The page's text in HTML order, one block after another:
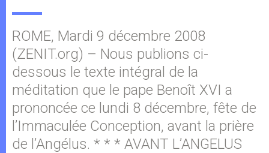
ROME, Mardi 9 décembre 2008
(ZENIT.org) – Nous publions ci-
dessous le texte intégral de la
méditation que le pape Benoît XVI a
prononcée ce lundi 8 décembre, fête de
l’Immaculée Conception, avant la prière
de l’Angélus. * * * AVANT L’ANGELUS